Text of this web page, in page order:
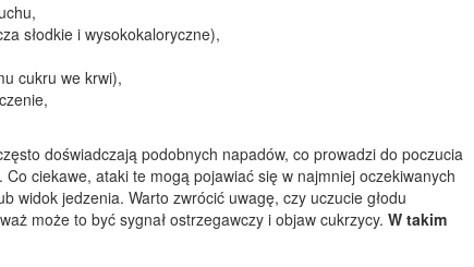
słodkie i wysokokaloryczne),
cukru we krwi),
doświadczają podobnych napadów, co prowadzi do poczucia
ciekawe, ataki te mogą pojawiać się w najmniej oczekiwanych
widok jedzenia. Warto zwrócić uwagę, czy uczucie głodu
może to być sygnał ostrzegawczy i objaw cukrzycy. W takim